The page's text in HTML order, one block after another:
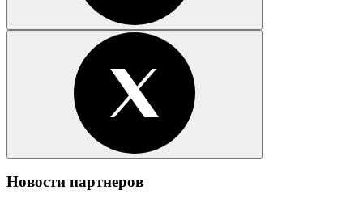
Новости партнеров